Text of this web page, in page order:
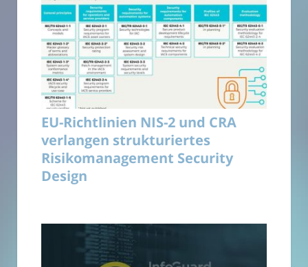
EU-Richtlinien NIS-2 und CRA
verlangen strukturiertes
Risikomanagement Security
Design